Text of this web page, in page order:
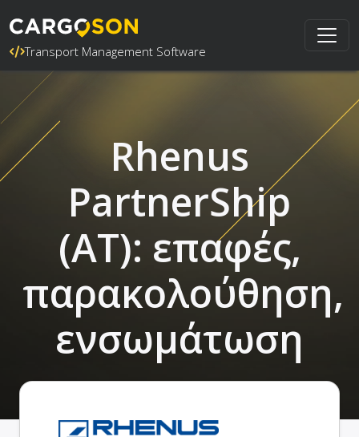
Transport Management Software
Rhenus
PartnerShip
(AT): επαφές,
παρακολούθηση,
ενσωμάτωση